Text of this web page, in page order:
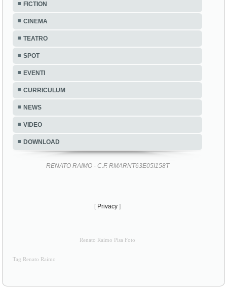
FICTION
CINEMA
TEATRO
SPOT
EVENTI
CURRICULUM
NEWS
VIDEO
DOWNLOAD
RENATO RAIMO - C.F. RMARNT63E05I158T
[ Privacy ]
Renato Raimo Pisa Foto
Tag Renato Raimo